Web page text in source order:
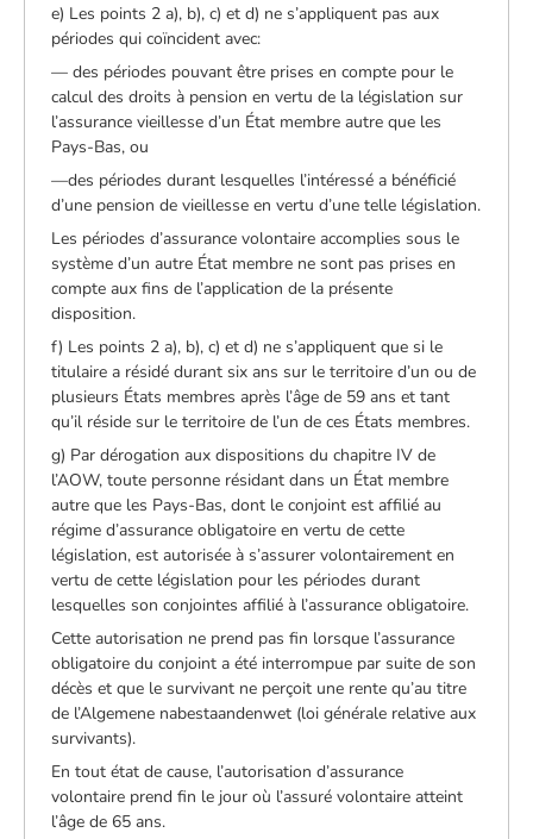
e) Les points 2 a), b), c) et d) ne s’appliquent pas aux
périodes qui coïncident avec:
— des périodes pouvant être prises en compte pour le
calcul des droits à pension en vertu de la législation sur
l’assurance vieillesse d’un État membre autre que les
Pays-Bas, ou
—des périodes durant lesquelles l’intéressé a bénéficié
d’une pension de vieillesse en vertu d’une telle législation.
Les périodes d’assurance volontaire accomplies sous le
système d’un autre État membre ne sont pas prises en
compte aux fins de l’application de la présente
disposition.
f) Les points 2 a), b), c) et d) ne s’appliquent que si le
titulaire a résidé durant six ans sur le territoire d’un ou de
plusieurs États membres après l’âge de 59 ans et tant
qu’il réside sur le territoire de l’un de ces États membres.
g) Par dérogation aux dispositions du chapitre IV de
l’AOW, toute personne résidant dans un État membre
autre que les Pays-Bas, dont le conjoint est affilié au
régime d’assurance obligatoire en vertu de cette
législation, est autorisée à s’assurer volontairement en
vertu de cette législation pour les périodes durant
lesquelles son conjointes affilié à l’assurance obligatoire.
Cette autorisation ne prend pas fin lorsque l’assurance
obligatoire du conjoint a été interrompue par suite de son
décès et que le survivant ne perçoit une rente qu’au titre
de l’Algemene nabestaandenwet (loi générale relative aux
survivants).
En tout état de cause, l’autorisation d’assurance
volontaire prend fin le jour où l’assuré volontaire atteint
l’âge de 65 ans.